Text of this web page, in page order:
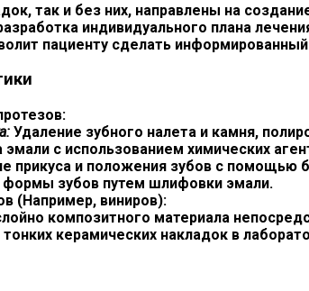
так и без них, направлены на
индивидуального плана
пациенту сделать
Удаление зубного налета и камня,
с использованием химических
прикуса и положения зубов с помощью
формы зубов путем шлифовки эмали.
(Например, виниров):
композитного материала
керамических накладок в